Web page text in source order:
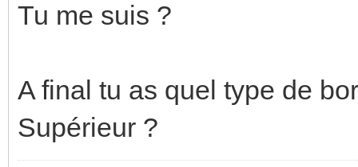
Tu me suis ?
A final tu as quel type de
Supérieur ?